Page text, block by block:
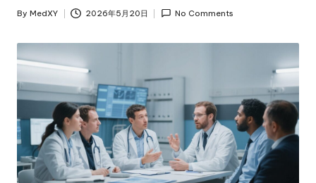
Posted
By MedXY 2026年5月20日 No Comments